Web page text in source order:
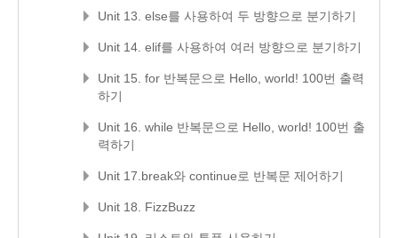
Unit 13. else를 사용하여 두 방향으로 분기하기
Unit 14. elif를 사용하여 여러 방향으로 분기하기
Unit 15. for 반복문으로 Hello, world! 100번 출력
하기
Unit 16. while 반복문으로 Hello, world! 100번 출
력하기
Unit 17.break와 continue로 반복문 제어하기
Unit 18. FizzBuzz